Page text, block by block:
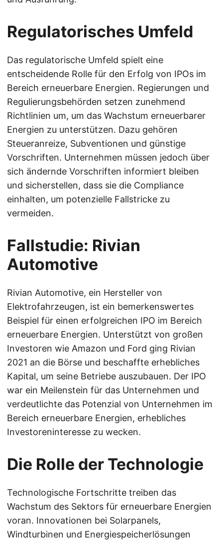
Regulatorisches Umfeld
Das regulatorische Umfeld spielt eine
entscheidende Rolle für den Erfolg von IPOs im
Bereich erneuerbare Energien. Regierungen und
Regulierungsbehörden setzen zunehmend
Richtlinien um, um das Wachstum erneuerbarer
Energien zu unterstützen. Dazu gehören
Steueranreize, Subventionen und günstige
Vorschriften. Unternehmen müssen jedoch über
sich ändernde Vorschriften informiert bleiben
und sicherstellen, dass sie die Compliance
einhalten, um potenzielle Fallstricke zu
vermeiden.
Fallstudie: Rivian
Automotive
Rivian Automotive, ein Hersteller von
Elektrofahrzeugen, ist ein bemerkenswertes
Beispiel für einen erfolgreichen IPO im Bereich
erneuerbare Energien. Unterstützt von großen
Investoren wie Amazon und Ford ging Rivian
2021 an die Börse und beschaffte erhebliches
Kapital, um seine Betriebe auszubauen. Der IPO
war ein Meilenstein für das Unternehmen und
verdeutlichte das Potenzial von Unternehmen im
Bereich erneuerbare Energien, erhebliches
Investoreninteresse zu wecken.
Die Rolle der Technologie
Technologische Fortschritte treiben das
Wachstum des Sektors für erneuerbare Energien
voran. Innovationen bei Solarpanels,
Windturbinen und Energiespeicherlösungen